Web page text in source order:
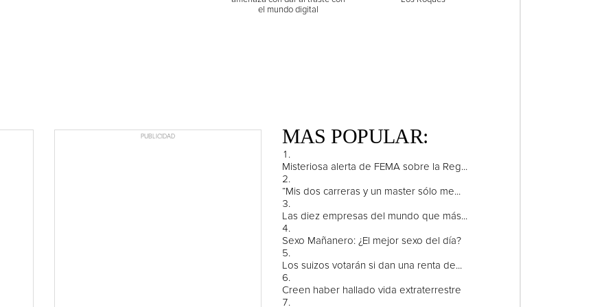
el mundo digital
PUBLICIDAD MAS POPULAR:
Misteriosa alerta de FEMA sobre la Reg...
“Mis dos carreras y un master sólo me...
Las diez empresas del mundo que más...
Sexo Mañanero: ¿El mejor sexo del día?
Los suizos votarán si dan una renta de...
Creen haber hallado vida extraterrestre
en...